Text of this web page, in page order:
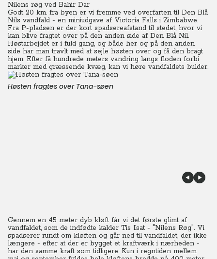
Nilens røg ved Bahir Dar
Godt 20 km. fra byen er vi fremme ved overfarten til Den Blå
Nils vandfald - en miniudgave af Victoria Falls i Zimbabwe.
Fra P-pladsen er der kort spadsereafstand til stedet, hvor vi
kan blive fragtet over på den anden side af Den Blå Nil.
Høstarbejdet er i fuld gang, og både her og på den anden
side har man travlt med at sejle høsten over og få den bragt
hjem. Efter få hundrede meters vandring langs floden forbi
marker med græssende kvæg, kan vi høre vandfaldets bulder.
Høsten fragtes over Tana-søen
Gennem en 45 meter dyb kløft får vi det første glimt af
vandfaldet, som de indfødte kalder Tis Isat - "Nilens Røg". Vi
spadserer rundt om kløften og går ned til vandfaldet, der ikke
længere - efter at der er bygget et kraftværk i nærheden -
har den samme kraft som tidligere. Kun i regntiden mellem